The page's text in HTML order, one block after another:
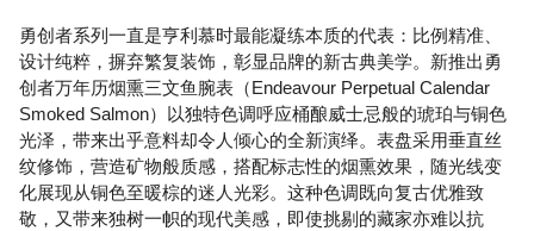
勇创者系列一直是亨利慕时最能凝练本质的代表：比例精准、
设计纯粹，摒弃繁复装饰，彰显品牌的新古典美学。新推出勇
创者万年历烟熏三文鱼腕表（Endeavour Perpetual Calendar
Smoked Salmon）以独特色调呼应桶酿威士忌般的琥珀与铜色
光泽，带来出乎意料却令人倾心的全新演绎。表盘采用垂直丝
纹修饰，营造矿物般质感，搭配标志性的烟熏效果，随光线变
化展现从铜色至暖棕的迷人光彩。这种色调既向复古优雅致
敬，又带来独树一帜的现代美感，即使挑剔的藏家亦难以抗